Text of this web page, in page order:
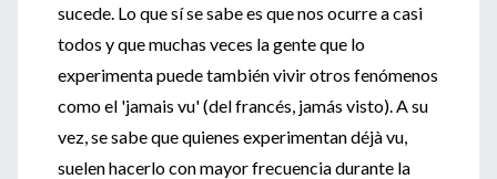
sucede. Lo que sí se sabe es que nos ocurre a casi
todos y que muchas veces la gente que lo
experimenta puede también vivir otros fenómenos
como el 'jamais vu' (del francés, jamás visto). A su
vez, se sabe que quienes experimentan déjà vu,
suelen hacerlo con mayor frecuencia durante la